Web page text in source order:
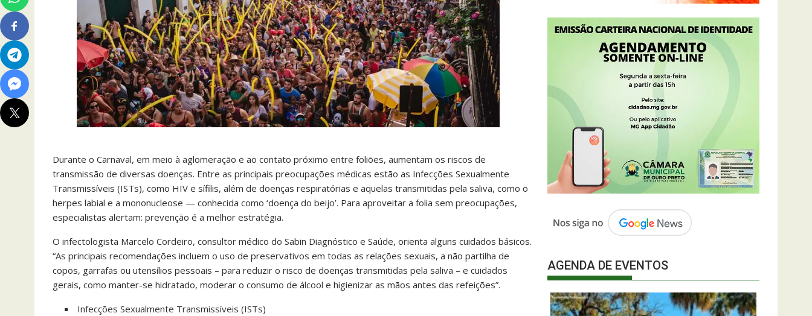
Durante o Carnaval, em meio à aglomeração e ao contato próximo entre foliões, aumentam os riscos de
transmissão de diversas doenças. Entre as principais preocupações médicas estão as Infecções Sexualmente
Transmissíveis (ISTs), como HIV e sífilis, além de doenças respiratórias e aquelas transmitidas pela saliva, como o
herpes labial e a mononucleose — conhecida como ‘doença do beijo’. Para aproveitar a folia sem preocupações,
especialistas alertam: prevenção é a melhor estratégia.
O infectologista Marcelo Cordeiro, consultor médico do Sabin Diagnóstico e Saúde, orienta alguns cuidados básicos.
“As principais recomendações incluem o uso de preservativos em todas as relações sexuais, a não partilha de
copos, garrafas ou utensílios pessoais – para reduzir o risco de doenças transmitidas pela saliva – e cuidados
gerais, como manter-se hidratado, moderar o consumo de álcool e higienizar as mãos antes das refeições”.
Infecções Sexualmente Transmissíveis (ISTs)
AGENDA DE EVENTOS